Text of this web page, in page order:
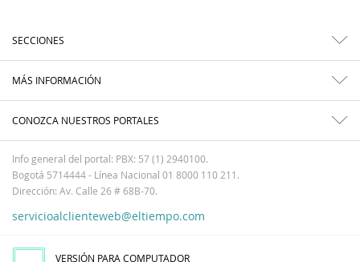
SECCIONES
MÁS INFORMACIÓN
CONOZCA NUESTROS PORTALES
Info general del portal: PBX: 57 (1) 2940100.
Bogotá 5714444 - Línea Nacional 01 8000 110 211.
Dirección: Av. Calle 26 # 68B-70.
servicioalclienteweb@eltiempo.com
VERSIÓN PARA COMPUTADOR